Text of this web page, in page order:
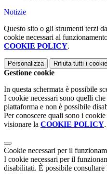
Notizie
Questo sito o gli strumenti terzi
cookie necessari al
COOKIE POLICY.
Personalizza Rifiuta tutti i
Gestione cookie
In questa schermata è possibile
I cookie necessari sono quelli
piattaforma e non è possibile
Per conoscere quali sono i
visionare la COOKIE POLICY.
Cookie necessari per il
I cookie necessari per il
disabilitati. È possibile